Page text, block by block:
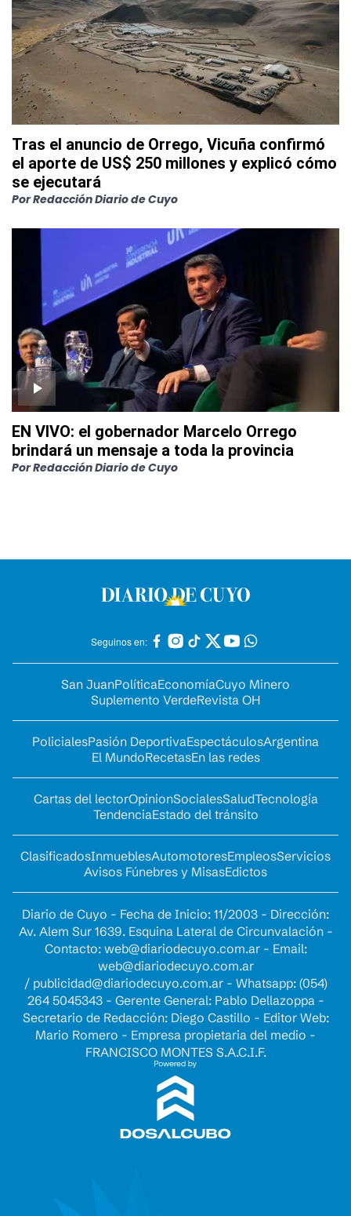
Tras el anuncio de Orrego, Vicuña confirmó
el aporte de US$ 250 millones y explicó cómo
se ejecutará
PorRedacción Diario de Cuyo
EN VIVO: el gobernador Marcelo Orrego
brindará un mensaje a toda la provincia
PorRedacción Diario de Cuyo
Seguinos en:
San JuanPolíticaEconomíaCuyo Minero
Suplemento VerdeRevista OH
PolicialesPasión DeportivaEspectáculosArgentina
El MundoRecetasEn las redes
Cartas del lectorOpinionSocialesSaludTecnología
TendenciaEstado del tránsito
ClasificadosInmueblesAutomotoresEmpleosServicios
Avisos Fúnebres y MisasEdictos
Diario de Cuyo - Fecha de Inicio: 11/2003 - Dirección:
Av. Alem Sur 1639. Esquina Lateral de Circunvalación -
Contacto: web@diariodecuyo.com.ar- Email:
web@diariodecuyo.com.ar
/ publicidad@diariodecuyo.com.ar- Whatsapp: (054)
264 5045343 - Gerente General: Pablo Dellazoppa -
Secretario de Redacción: Diego Castillo - Editor Web:
Mario Romero - Empresa propietaria del medio -
FRANCISCO MONTES S.A.C.I.F.